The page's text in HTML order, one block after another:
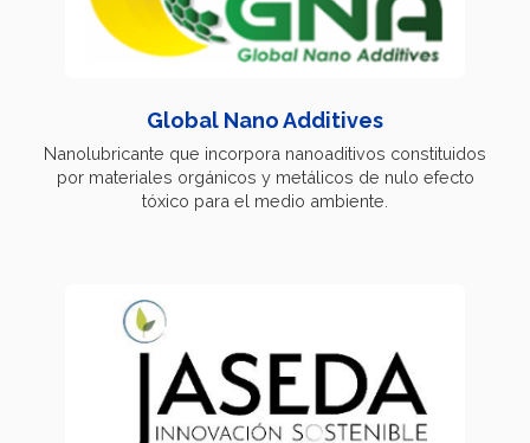
Global Nano Additives
Nanolubricante que incorpora nanoaditivos constituidos
por materiales orgánicos y metálicos de nulo efecto
tóxico para el medio ambiente.